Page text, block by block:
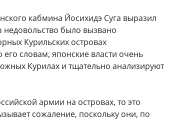
кабмина Йосихидэ Суга выразил
недовольство было вызвано
Курильских островах
словам, японские власти очень
Курилах и тщательно анализируют
армии на островах, то это
сожаление, поскольку они, по